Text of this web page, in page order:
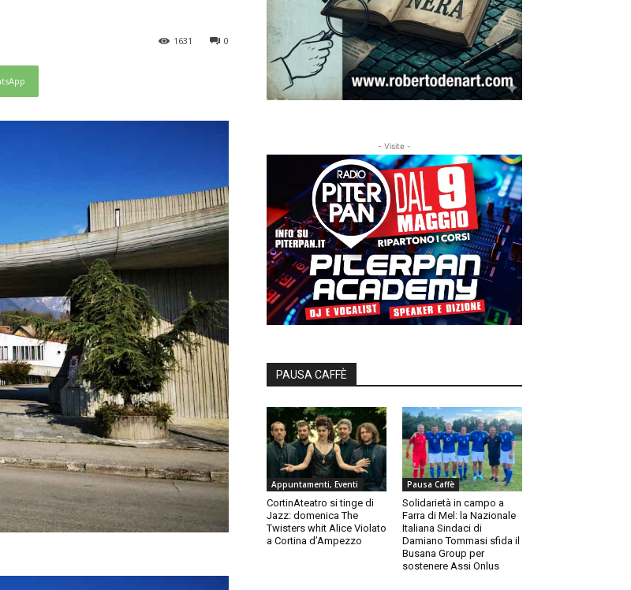
0
1631
- Visite -
PAUSA CAFFÈ
Appuntamenti, Eventi
CortinAteatro si tinge di
Jazz: domenica The
Twisters whit Alice Violato
a Cortina d’Ampezzo
Pausa Caffè
Solidarietà in campo a
Farra di Mel: la Nazionale
Italiana Sindaci di
Damiano Tommasi sfida il
Busana Group per
sostenere Assi Onlus